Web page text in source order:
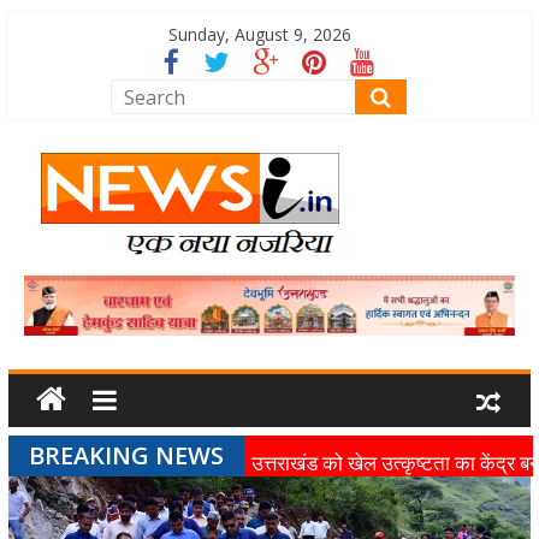
Sunday, August 9, 2026
BREAKING NEWS
उत्तराखंड को खेल उत्कृष्टता का केंद्र
की दिशा में तेजी से आगे बढ़ रही उत्तराखंड
स्पोर्ट्स यूनिवर्सिटी परियोजना